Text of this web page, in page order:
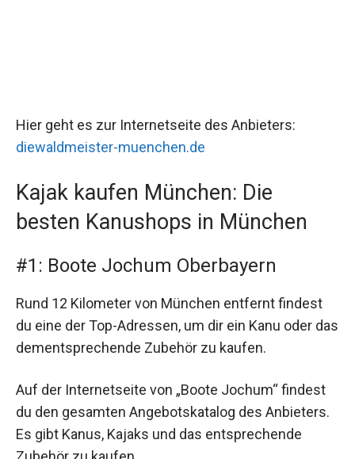
Hier geht es zur Internetseite des Anbieters:
diewaldmeister-muenchen.de
Kajak kaufen München: Die
besten Kanushops in München
#1: Boote Jochum Oberbayern
Rund 12 Kilometer von München entfernt findest
du eine der Top-Adressen, um dir ein Kanu oder das
dementsprechende Zubehör zu kaufen.
Auf der Internetseite von „Boote Jochum“ findest
du den gesamten Angebotskatalog des Anbieters.
Es gibt Kanus, Kajaks und das entsprechende